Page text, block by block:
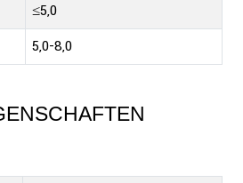
≤5,0
5,0-8,0